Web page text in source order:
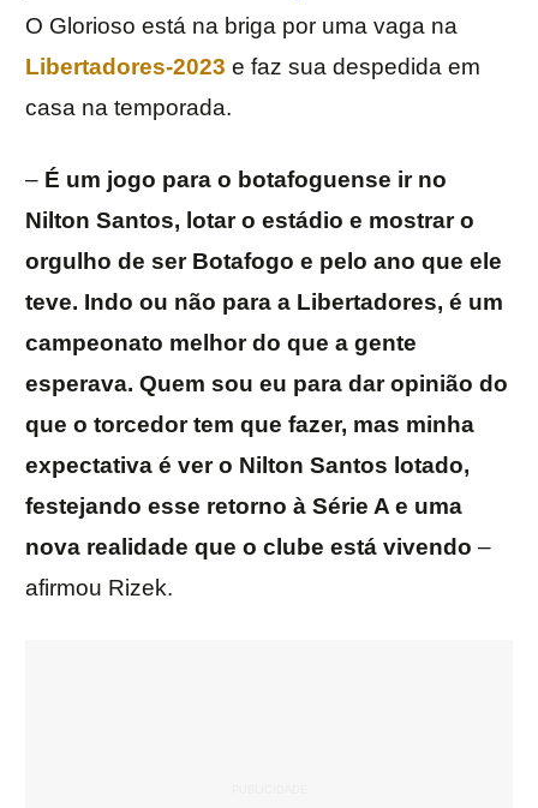
O Glorioso está na briga por uma vaga na
Libertadores-2023 e faz sua despedida em
casa na temporada.
– É um jogo para o botafoguense ir no
Nilton Santos, lotar o estádio e mostrar o
orgulho de ser Botafogo e pelo ano que ele
teve. Indo ou não para a Libertadores, é um
campeonato melhor do que a gente
esperava. Quem sou eu para dar opinião do
que o torcedor tem que fazer, mas minha
expectativa é ver o Nilton Santos lotado,
festejando esse retorno à Série A e uma
nova realidade que o clube está vivendo –
afirmou Rizek.